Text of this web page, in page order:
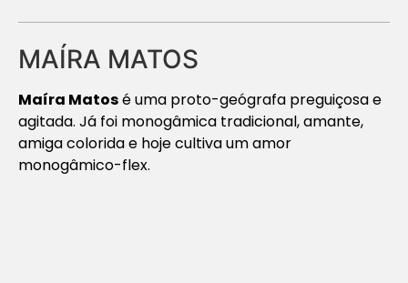
MAÍRA MATOS
Maíra Matosé uma proto-geógrafa preguiçosa e
agitada. Já foi monogâmica tradicional, amante,
amiga colorida e hoje cultiva um amor
monogâmico-flex.